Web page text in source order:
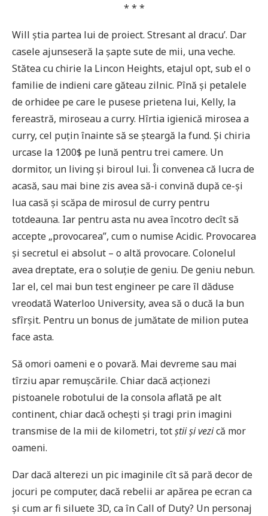
* * *
Will știa partea lui de proiect. Stresant al dracu’. Dar
casele ajunseseră la șapte sute de mii, una veche.
Stătea cu chirie la Lincon Heights, etajul opt, sub el o
familie de indieni care găteau zilnic. Pînă și petalele
de orhidee pe care le pusese prietena lui, Kelly, la
fereastră, miroseau a curry. Hîrtia igienică mirosea a
curry, cel puțin înainte să se șteargă la fund. Și chiria
urcase la 1200$ pe lună pentru trei camere. Un
dormitor, un living și biroul lui. Îi convenea că lucra de
acasă, sau mai bine zis avea să-i convină după ce-și
lua casă și scăpa de mirosul de curry pentru
totdeauna. Iar pentru asta nu avea încotro decît să
accepte „provocarea”, cum o numise Acidic. Provocarea
și secretul ei absolut – o altă provocare. Colonelul
avea dreptate, era o soluție de geniu. De geniu nebun.
Iar el, cel mai bun test engineer pe care îl dăduse
vreodată Waterloo University, avea să o ducă la bun
sfîrșit. Pentru un bonus de jumătate de milion putea
face asta.
Să omori oameni e o povară. Mai devreme sau mai
tîrziu apar remușcările. Chiar dacă acționezi
pistoanele robotului de la consola aflată pe alt
continent, chiar dacă ochești și tragi prin imagini
transmise de la mii de kilometri, totștii și vezică mor
oameni.
Dar dacă alterezi un pic imaginile cît să pară decor de
jocuri pe computer, dacă rebelii ar apărea pe ecran ca
și cum ar fi siluete 3D, ca în Call of Duty? Un personaj